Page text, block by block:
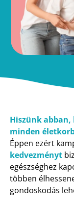
Hiszünk abban,
minden
Éppen ezért
kedvezményt
egészséghez
többen
gondoskodás